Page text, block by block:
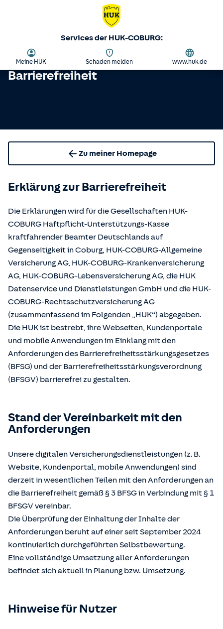
Services der HUK-COBURG:
Meine HUK Schaden melden www.huk.de
Barrierefreiheit
Zu meiner Homepage
Erklärung zur Barrierefreiheit
Die Erklärungen wird für die Gesellschaften HUK-
COBURG Haftpflicht-Unterstützungs-Kasse
kraftfahrender Beamter Deutschlands auf
Gegenseitigkeit in Coburg, HUK-COBURG-Allgemeine
Versicherung AG, HUK-COBURG-Krankenversicherung
AG, HUK-COBURG-Lebensversicherung AG, die HUK
Datenservice und Dienstleistungen GmbH und die HUK-
COBURG-Rechtsschutzversicherung AG
(zusammenfassend im Folgenden „HUK“) abgegeben.
Die HUK ist bestrebt, ihre Webseiten, Kundenportale
und mobile Anwendungen im Einklang mit den
Anforderungen des Barrierefreiheitsstärkungsgesetzes
(BFSG) und der Barrierefreiheitsstärkungsverordnung
(BFSGV) barrierefrei zu gestalten.
Stand der Vereinbarkeit mit den
Anforderungen
Unsere digitalen Versicherungsdienstleistungen (z. B.
Website, Kundenportal, mobile Anwendungen) sind
derzeit in wesentlichen Teilen mit den Anforderungen an
die Barrierefreiheit gemäß § 3 BFSG in Verbindung mit § 1
BFSGV vereinbar.
Die Überprüfung der Einhaltung der Inhalte der
Anforderungen beruht auf einer seit September 2024
kontinuierlich durchgeführten Selbstbewertung.
Eine vollständige Umsetzung aller Anforderungen
befindet sich aktuell in Planung bzw. Umsetzung.
Hinweise für Nutzer